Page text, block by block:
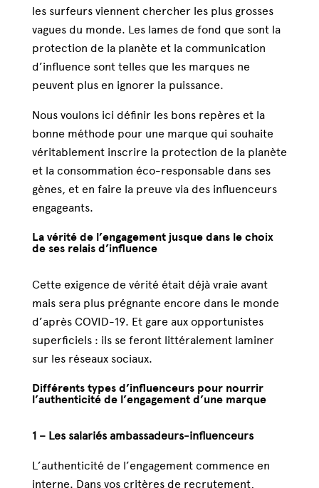
les surfeurs viennent chercher les plus grosses
vagues du monde. Les lames de fond que sont la
protection de la planète et la communication
d’influence sont telles que les marques ne
peuvent plus en ignorer la puissance.
Nous voulons ici définir les bons repères et la
bonne méthode pour une marque qui souhaite
véritablement inscrire la protection de la planète
et la consommation éco-responsable dans ses
gènes, et en faire la preuve via des influenceurs
engageants.
La vérité de l’engagement jusque dans le choix
de ses relais d’influence
Cette exigence de vérité était déjà vraie avant
mais sera plus prégnante encore dans le monde
d’après COVID-19. Et gare aux opportunistes
superficiels : ils se feront littéralement laminer
sur les réseaux sociaux.
Différents types d’influenceurs pour nourrir
l’authenticité de l’engagement d’une marque
1 – Les salariés ambassadeurs-influenceurs
L’authenticité de l’engagement commence en
interne. Dans vos critères de recrutement,